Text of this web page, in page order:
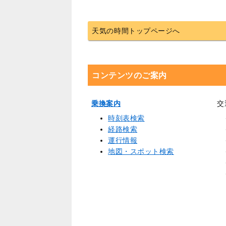
天気の時間トップページへ
コンテンツのご案内
乗換案内
時刻表検索
経路検索
運行情報
地図・スポット検索
交